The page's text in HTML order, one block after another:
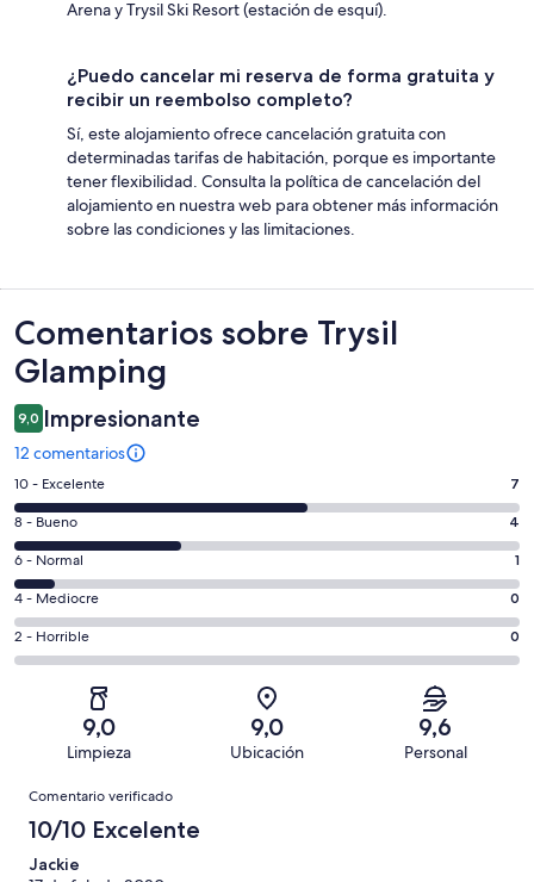
Arena y Trysil Ski Resort (estación de esquí).
¿Puedo cancelar mi reserva de forma gratuita y
recibir un reembolso completo?
Sí, este alojamiento ofrece cancelación gratuita con
determinadas tarifas de habitación, porque es importante
tener flexibilidad. Consulta la política de cancelación del
alojamiento en nuestra web para obtener más información
sobre las condiciones y las limitaciones.
Comentarios
Comentarios sobre Trysil
Glamping
9,0 Impresionante
12 comentarios
7
comentarios
de
un
total
de
12
con
puntuación
10 - Excelente 7
4
comentarios
de
un
total
de
12
puntuación
Bueno
8 - Bueno 4
1
comentarios
de
un
total
puntuación
6 - Normal 1
0
comentarios
de
una
puntuación
4 - Mediocre 0
0
comentarios
una
puntuación
2 - Horrible 0
9,0
Limpieza
9,0
Ubicación
9,6
Personal
Comentarios
Comentario verificado
10/10 Excelente
Jackie